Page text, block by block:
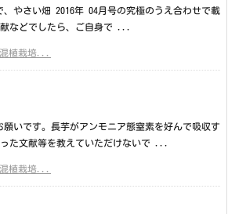
、やさい畑 2016年 04月号の究極のうえ合わせで載
などでしたら、ご自身で ...
植栽培...
願いです。長芋がアンモニア態窒素を好んで吸収す
た文献等を教えていただけないで ...
植栽培...